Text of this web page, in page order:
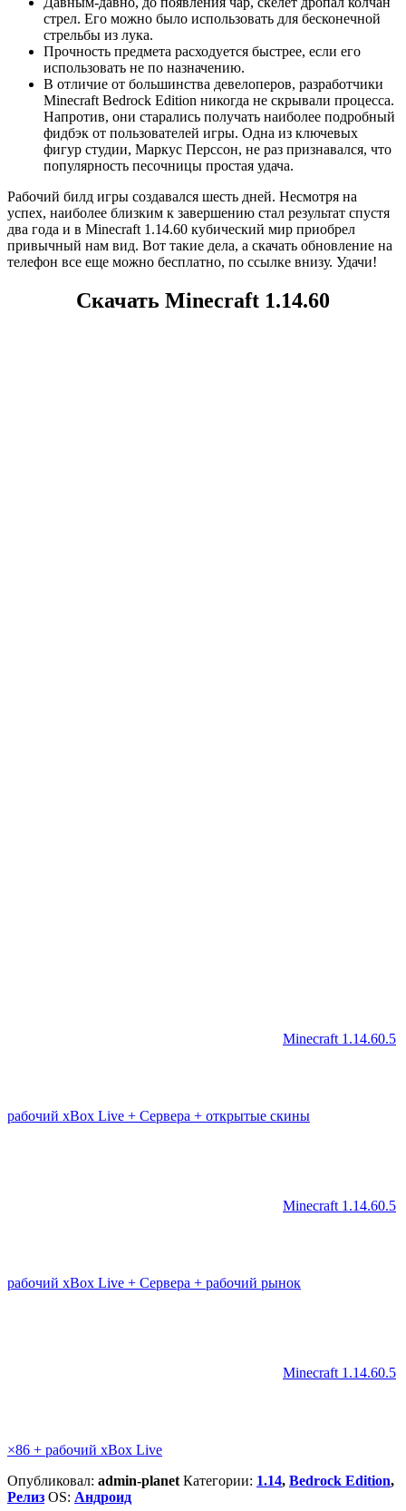
стрел. Его можно было использовать для бесконечной
стрельбы из лука.
Прочность предмета расходуется быстрее, если его
использовать не по назначению.
В отличие от большинства девелоперов, разработчики
Minecraft Bedrock Edition никогда не скрывали процесса.
Напротив, они старались получать наиболее подробный
фидбэк от пользователей игры. Одна из ключевых
фигур студии, Маркус Перссон, не раз признавался, что
популярность песочницы простая удача.
Рабочий билд игры создавался шесть дней. Несмотря на
успех, наиболее близким к завершению стал результат спустя
два года и в Minecraft 1.14.60 кубический мир приобрел
привычный нам вид. Вот такие дела, а скачать обновление на
телефон все еще можно бесплатно, по ссылке внизу. Удачи!
Скачать Minecraft 1.14.60
Minecraft 1.14.60.5
рабочий xBox Live + Сервера + открытые скины
Minecraft 1.14.60.5
рабочий xBox Live + Сервера + рабочий рынок
Minecraft 1.14.60.5
×86 + рабочий xBox Live
Опубликовал: admin-planet Категории: 1.14, Bedrock Edition,
Релиз ОS: Андроид